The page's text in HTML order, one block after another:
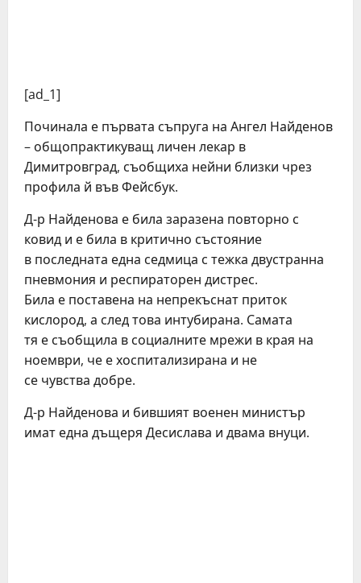
[ad_1]
Починала е първата съпруга на Ангел Найденов
– общопрактикуващ личен лекар в
Димитровград, съобщиха нейни близки чрез
профила й във Фейсбук.
Д-р Найденова е била заразена повторно с
ковид и е била в критично състояние
в последната една седмица с тежка двустранна
пневмония и респираторен дистрес.
Била е поставена на непрекъснат приток
кислород, а след това интубирана. Самата
тя е съобщила в социалните мрежи в края на
ноември, че е хоспитализирана и не
се чувства добре.
Д-р Найденова и бившият военен министър
имат една дъщеря Десислава и двама внуци.